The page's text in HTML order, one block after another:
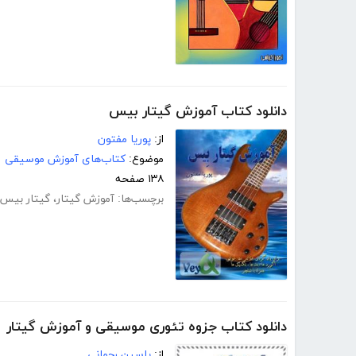
دانلود کتاب آموزش گیتار بیس
از: پوریا مفتون
موضوع: کتاب‌های آموزش موسیقی
۱۳۸ صفحه
برچسب‌ها: آموزش گیتار، گیتار بیس
دانلود کتاب جزوه تئوری موسیقی و آموزش گیتار